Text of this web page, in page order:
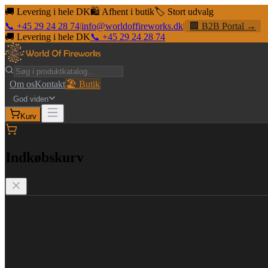
🚚 Levering i hele DK🛍️ Afhent i butik🏷️ Stort udvalg
📞 +45 29 24 28 74|info@worldoffireworks.dk|
🏢 B2B Portal →
🚚 Levering i hele DK📞 +45 29 24 28 74
Om osKontakt🏖️ Butik
God viden
Kurv
Indkøbskurv